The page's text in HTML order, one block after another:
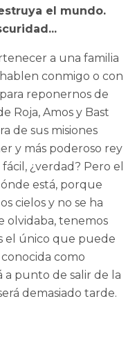
el mundo.
a una familia
conmigo o con
reponernos de
Roja, Amos y Bast
de sus misiones
y más poderoso rey
¿verdad? Pero el
está, porque
cielos y no se ha
olvidaba, tenemos
el único que puede
como
a punto de salir de la
demasiado tarde.